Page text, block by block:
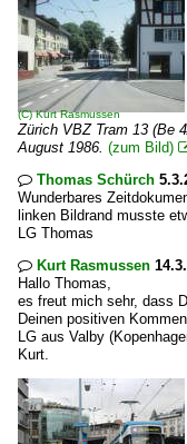
(C)Kurt Rasmussen
Zürich VBZ Tram 13 (Be
August 1986. (zum Bild)
 Thomas Schürch
Wunderbares
linken Bildrand musste
LG Thomas
 Kurt Rasmussen
Hallo Thomas,
es freut mich sehr, dass
Deinen positiven
LG aus Valby
Kurt.